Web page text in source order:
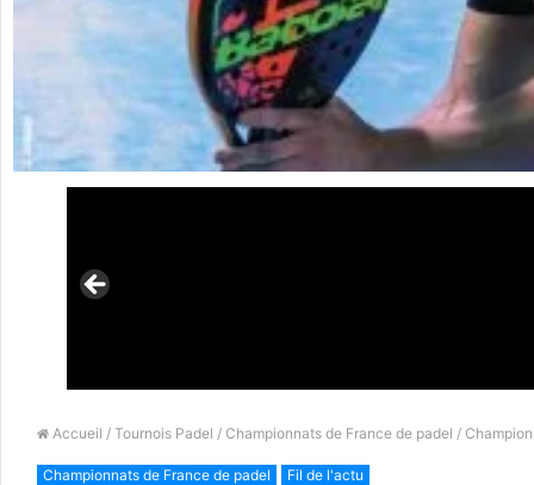
Accueil / Tournois Padel / Championnats de France de padel /
Championnats de France de padel Fil de l'actu